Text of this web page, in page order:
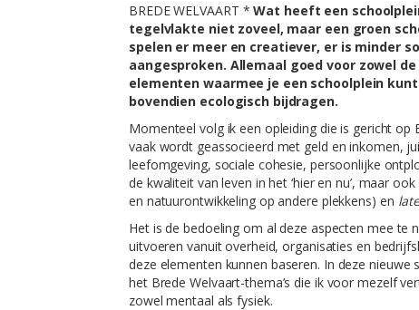
BREDE WELVAART *Wat heeft een
tegelvlakte niet zoveel, maar een groen
spelen er meer en creatiever, er is minder
aangesproken. Allemaal goed voor zowel
elementen waarmee je een schoolplein
bovendien ecologisch bijdragen.
Momenteel volg ik een opleiding die is gericht op
vaak wordt geassocieerd met geld en inkomen,
leefomgeving, sociale cohesie, persoonlijke
de kwaliteit van leven in het ‘hier en nu’, maar
en natuurontwikkeling op andere plekkens) en
Het is de bedoeling om al deze aspecten mee te
uitvoeren vanuit overheid, organisaties en
deze elementen kunnen baseren. In deze
het Brede Welvaart-thema’s die ik voor mezelf
zowel mentaal als fysiek.